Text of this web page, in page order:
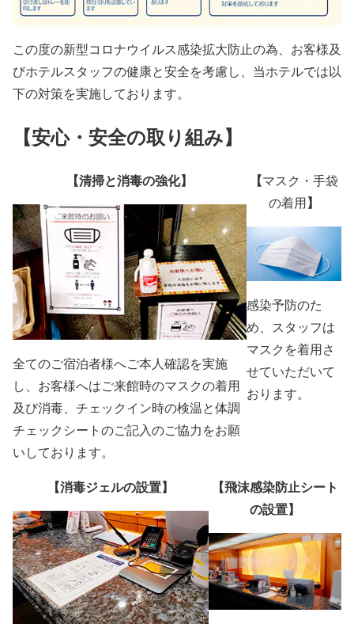
この度の新型コロナウイルス感染拡大防止の為、お客様及
びホテルスタッフの健康と安全を考慮し、当ホテルでは以
下の対策を実施しております。
【安心・安全の取り組み】
【清掃と消毒の強化】
全てのご宿泊者様へご本人確認を実施
し、お客様へはご来館時のマスクの着用
及び消毒、チェックイン時の検温と体調
チェックシートのご記入のご協力をお願
いしております。
【マスク・手袋
の着用】
感染予防のた
め、スタッフは
マスクを着用さ
せていただいて
おります。
【消毒ジェルの設置】
【飛沫感染防止シート
の設置】